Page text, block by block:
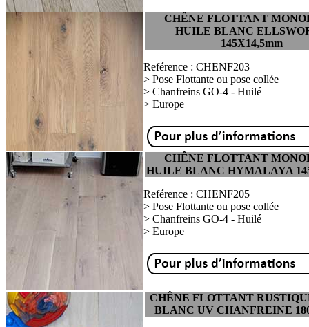
CHÊNE FLOTTANT
HUILE BLANC
145X14,5mm
Reférence : CHENF203
> Pose Flottante ou pose collée
> Chanfreins GO-4 - Huilé
> Europe
CHÊNE FLOTTANT
HUILE BLANC HYMALAYA
Reférence : CHENF205
> Pose Flottante ou pose collée
> Chanfreins GO-4 - Huilé
> Europe
CHÊNE FLOTTANT
BLANC UV CHANFREINE